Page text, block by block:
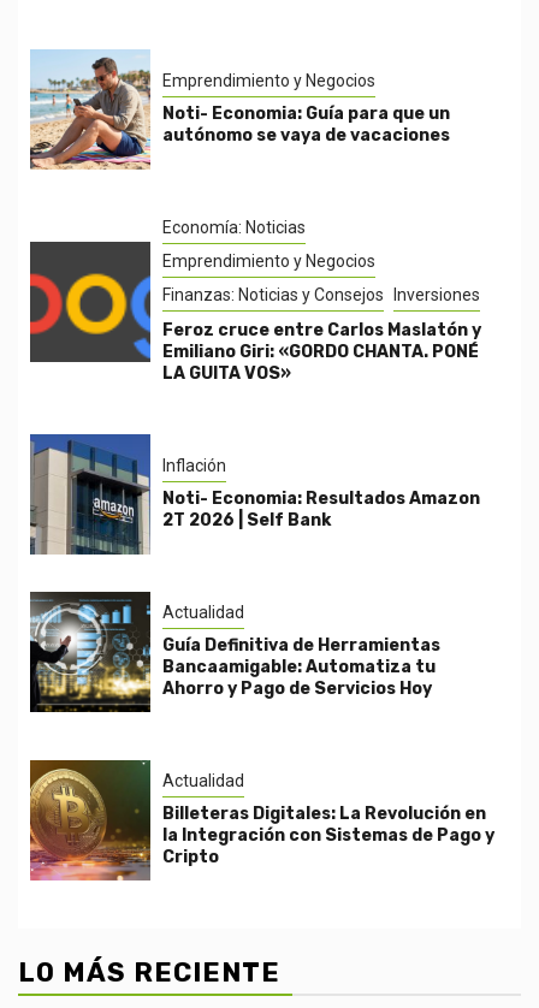
Emprendimiento y Negocios
Noti- Economia: Guía para que un
autónomo se vaya de vacaciones
Economía: Noticias
Emprendimiento y Negocios
Finanzas: Noticias y Consejos
Inversiones
Feroz cruce entre Carlos Maslatón y
Emiliano Giri: «GORDO CHANTA. PONÉ
LA GUITA VOS»
Inflación
Noti- Economia: Resultados Amazon
2T 2026 | Self Bank
Actualidad
Guía Definitiva de Herramientas
Bancaamigable: Automatiza tu
Ahorro y Pago de Servicios Hoy
Actualidad
Billeteras Digitales: La Revolución en
la Integración con Sistemas de Pago y
Cripto
LO MÁS RECIENTE